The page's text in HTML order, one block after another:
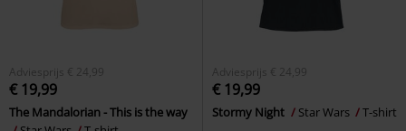
Adviesprijs € 24,99
€ 19,99
The Mandalorian - This is the way
Adviesprijs € 24,99
€ 19,99
Stormy Night Star Wars T-shirt